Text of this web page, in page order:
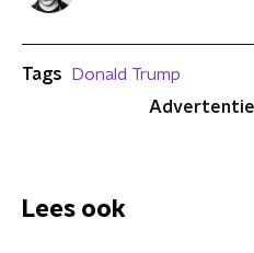
Tags
Donald Trump
Advertentie
Lees ook